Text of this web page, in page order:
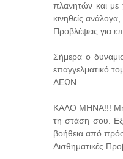
πλανητών και με
κινηθείς
Προβλέψεις για
Σήμερα ο
επαγγελματικό
ΛΕΩΝ
ΚΑΛΟ ΜΗΝΑ!!! Μην
τη στάση σου.
βοήθεια από
Αισθηματικές